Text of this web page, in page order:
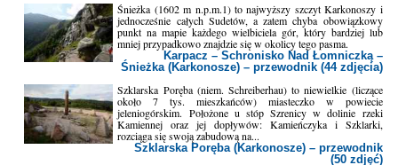
Śnieżka (1602 m n.p.m.1) to najwyższy szczyt Karkonoszy i
jednocześnie całych Sudetów, a zatem chyba obowiązkowy
punkt na mapie każdego wielbiciela gór, który bardziej lub
mniej przypadkowo znajdzie się w okolicy tego pasma.
Karpacz – Schronisko Nad Łomniczką –
Śnieżka (Karkonosze) – przewodnik (44 zdjęcia)
Szklarska Poręba (niem. Schreiberhau) to niewielkie (liczące
około 7 tys. mieszkańców) miasteczko w powiecie
jeleniogórskim. Położone u stóp Szrenicy w dolinie rzeki
Kamiennej oraz jej dopływów: Kamieńczyka i Szklarki,
rozciąga się swoją zabudową na...
Szklarska Poręba (Karkonosze) – przewodnik
(50 zdjęć)